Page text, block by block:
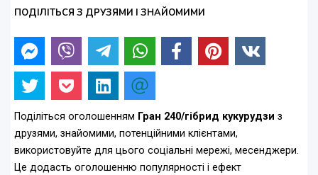
ПОДІЛІТЬСЯ З ДРУЗЯМИ І ЗНАЙОМИМИ
Поділіться оголошенням Гран 240/гібрид кукурудзи з
друзями, знайомими, потенційними клієнтами,
використовуйте для цього соціальні мережі, месенджери.
Це додасть оголошенню популярності і ефект